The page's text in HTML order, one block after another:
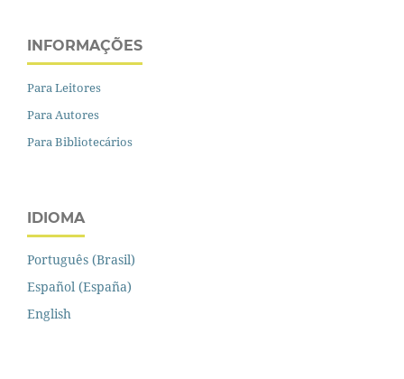
INFORMAÇÕES
Para Leitores
Para Autores
Para Bibliotecários
IDIOMA
Português (Brasil)
Español (España)
English